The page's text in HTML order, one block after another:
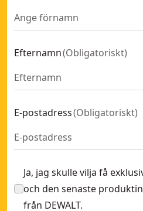
Efternamn(Obligatoriskt)
E-postadress(Obligatoriskt)
Ja, jag skulle vilja få
och den senaste
från DEWALT.